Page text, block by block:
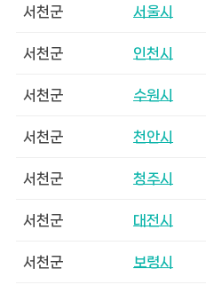
서천군 서울시
서천군 인천시
서천군 수원시
서천군 천안시
서천군 청주시
서천군 대전시
서천군 보령시